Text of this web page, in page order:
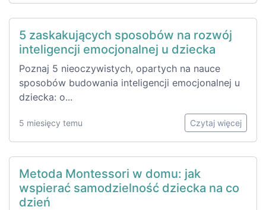
5 zaskakujących sposobów na rozwój
inteligencji emocjonalnej u dziecka
Poznaj 5 nieoczywistych, opartych na nauce
sposobów budowania inteligencji emocjonalnej u
dziecka: o...
5 miesięcy temu Czytaj więcej
Metoda Montessori w domu: jak
wspierać samodzielność dziecka na co
dzień